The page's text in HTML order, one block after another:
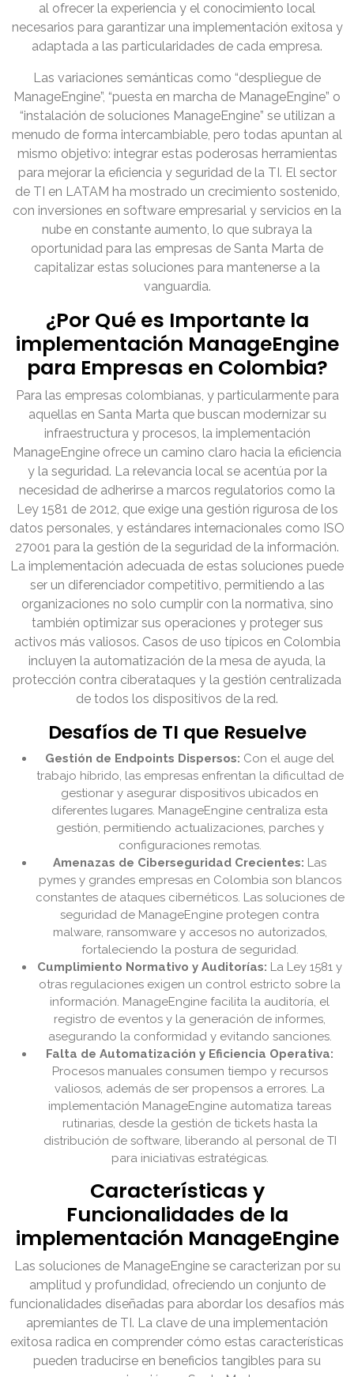
al ofrecer la experiencia y el conocimiento local
necesarios para garantizar una implementación exitosa y
adaptada a las particularidades de cada empresa.
Las variaciones semánticas como “despliegue de
ManageEngine”, “puesta en marcha de ManageEngine” o
“instalación de soluciones ManageEngine” se utilizan a
menudo de forma intercambiable, pero todas apuntan al
mismo objetivo: integrar estas poderosas herramientas
para mejorar la eficiencia y seguridad de la TI. El sector
de TI en LATAM ha mostrado un crecimiento sostenido,
con inversiones en software empresarial y servicios en la
nube en constante aumento, lo que subraya la
oportunidad para las empresas de Santa Marta de
capitalizar estas soluciones para mantenerse a la
vanguardia.
¿Por Qué es Importante la
implementación ManageEngine
para Empresas en Colombia?
Para las empresas colombianas, y particularmente para
aquellas en Santa Marta que buscan modernizar su
infraestructura y procesos, la implementación
ManageEngine ofrece un camino claro hacia la eficiencia
y la seguridad. La relevancia local se acentúa por la
necesidad de adherirse a marcos regulatorios como la
Ley 1581 de 2012, que exige una gestión rigurosa de los
datos personales, y estándares internacionales como ISO
27001 para la gestión de la seguridad de la información.
La implementación adecuada de estas soluciones puede
ser un diferenciador competitivo, permitiendo a las
organizaciones no solo cumplir con la normativa, sino
también optimizar sus operaciones y proteger sus
activos más valiosos. Casos de uso típicos en Colombia
incluyen la automatización de la mesa de ayuda, la
protección contra ciberataques y la gestión centralizada
de todos los dispositivos de la red.
Desafíos de TI que Resuelve
Gestión de Endpoints Dispersos: Con el auge del
trabajo híbrido, las empresas enfrentan la dificultad de
gestionar y asegurar dispositivos ubicados en
diferentes lugares. ManageEngine centraliza esta
gestión, permitiendo actualizaciones, parches y
configuraciones remotas.
Amenazas de Ciberseguridad Crecientes: Las
pymes y grandes empresas en Colombia son blancos
constantes de ataques cibernéticos. Las soluciones de
seguridad de ManageEngine protegen contra
malware, ransomware y accesos no autorizados,
fortaleciendo la postura de seguridad.
Cumplimiento Normativo y Auditorías: La Ley 1581 y
otras regulaciones exigen un control estricto sobre la
información. ManageEngine facilita la auditoría, el
registro de eventos y la generación de informes,
asegurando la conformidad y evitando sanciones.
Falta de Automatización y Eficiencia Operativa:
Procesos manuales consumen tiempo y recursos
valiosos, además de ser propensos a errores. La
implementación ManageEngine automatiza tareas
rutinarias, desde la gestión de tickets hasta la
distribución de software, liberando al personal de TI
para iniciativas estratégicas.
Características y
Funcionalidades de la
implementación ManageEngine
Las soluciones de ManageEngine se caracterizan por su
amplitud y profundidad, ofreciendo un conjunto de
funcionalidades diseñadas para abordar los desafíos más
apremiantes de TI. La clave de una implementación
exitosa radica en comprender cómo estas características
pueden traducirse en beneficios tangibles para su